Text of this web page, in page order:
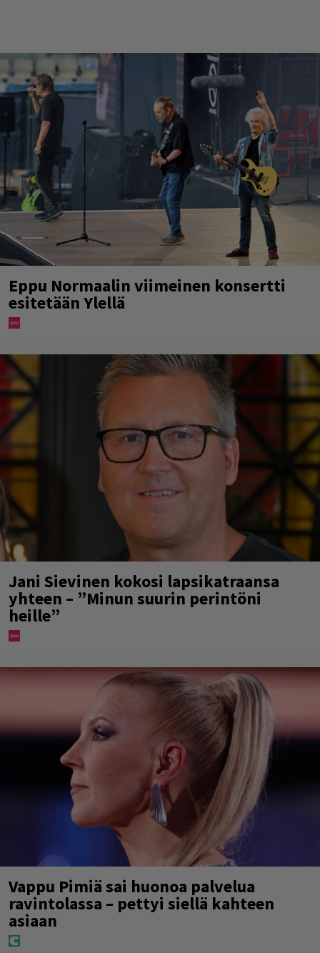
Eppu Normaalin viimeinen konsertti
esitetään Ylellä
Jani Sievinen kokosi lapsikatraansa
yhteen – ”Minun suurin perintöni
heille”
Vappu Pimiä sai huonoa palvelua
ravintolassa – pettyi siellä kahteen
asiaan